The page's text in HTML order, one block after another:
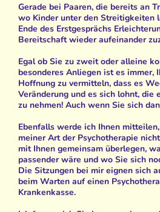
Gerade bei Paaren, die bereits an
wo Kinder unter den Streitigkeiten
Ende des Erstgesprächs
Bereitschaft wieder aufeinander
Egal ob Sie zu zweit oder alleine
besonderes Anliegen ist es immer,
Hoffnung zu vermitteln, dass es
Veränderung und es sich lohnt, die
zu nehmen! Auch wenn Sie sich
Ebenfalls werde ich Ihnen
meiner Art der Psychotherapie
mit Ihnen gemeinsam überlegen,
passender wäre und wo Sie sich
Die Sitzungen bei mir eignen sich
beim Warten auf einen
Krankenkasse.